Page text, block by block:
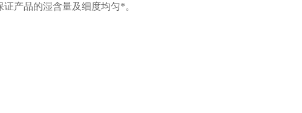
产品的湿含量及细度均匀*。